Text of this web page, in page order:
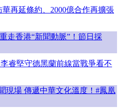
再延條約、2000億合作再擴張
走香港“新聞動脈”！節日採
睿堅守德黑蘭前線當戰爭看不
現場 傳遞中華文化溫度！#鳳凰